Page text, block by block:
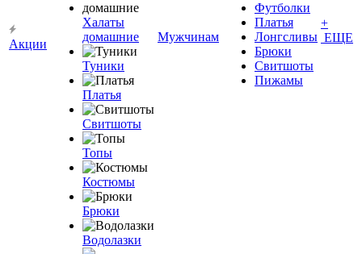
Акции
Халаты
домашние
Туники
Платья
Свитшоты
Топы
Костюмы
Брюки
Водолазки
Мужчинам
Футболки
Платья
Лонгсливы
Брюки
Свитшоты
Пижамы
+
ЕЩЕ